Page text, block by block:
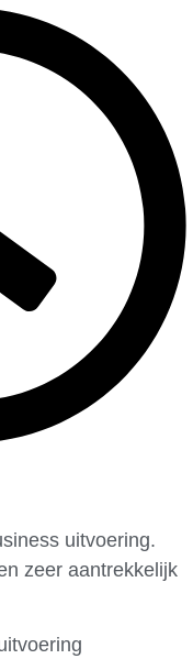
uitvoering.
zeer aantrekkelijk